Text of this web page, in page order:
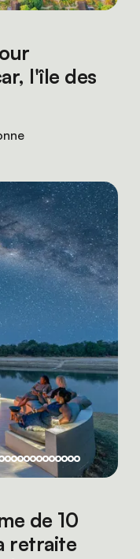
l'île des
de 10
retraite